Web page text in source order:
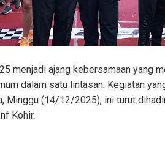
menjadi ajang kebersamaan yang
dalam satu lintasan. Kegiatan
Minggu (14/12/2025), ini turut
Kohir.